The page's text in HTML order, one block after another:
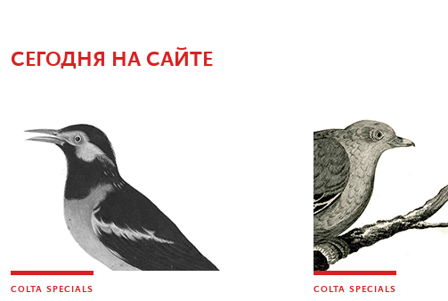
СЕГОДНЯ НА САЙТЕ
COLTA SPECIALS COLTA SPECIALS